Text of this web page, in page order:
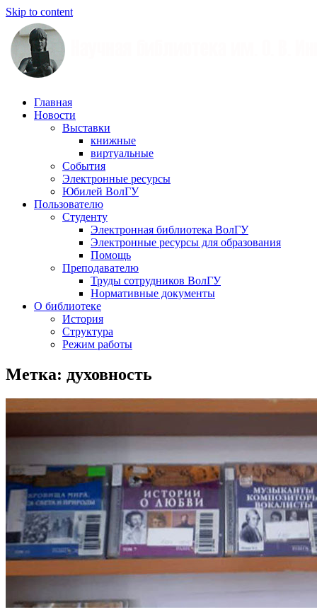
Skip to content
Научная
библиотека
Иншакова
Главная
Новости
Выставки
книжные
виртуальные
События
Электронные ресурсы
Юбилей ВолГУ
Пользователю
Студенту
Электронная библиотека ВолГУ
Электронные ресурсы для образования
Помощь
Преподавателю
Труды сотрудников ВолГУ
Нормативные документы
О библиотеке
История
Структура
Режим работы
Метка: духовность